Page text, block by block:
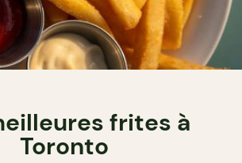
frites à
Toronto